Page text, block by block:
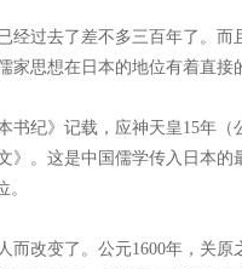
经过去了差不多三百年了。
家思想在日本的地位有着直接
书纪》记载，应神天皇15年
》。这是中国儒学传入日本
。
而改变了。公元1600年，关